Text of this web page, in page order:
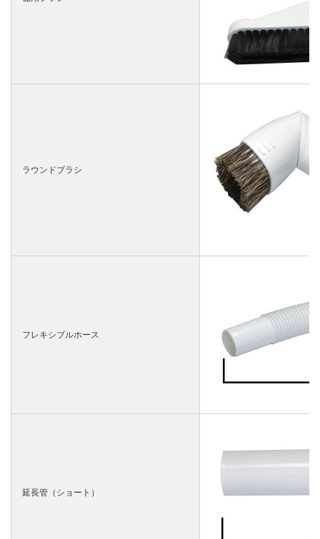
ラウンドブラシ
フレキシブルホース
延長管（ショート）